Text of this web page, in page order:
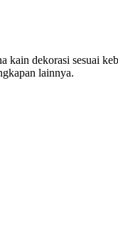
dekorasi sesuai
lainnya.